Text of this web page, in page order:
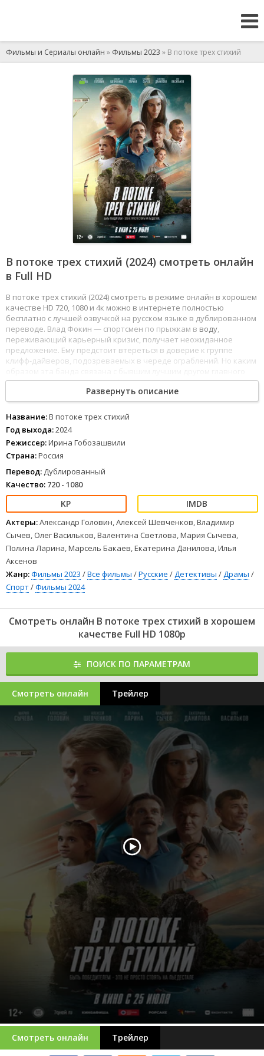
Фильмы и Сериалы онлайн » Фильмы 2023 » В потоке трех стихий
В потоке трех стихий (2024) смотреть онлайн
в Full HD
В потоке трех стихий (2024) смотреть в режиме онлайн в хорошем
качестве HD 720, 1080 и 4к можно в интернете полностью
бесплатно с лучшей озвучкой на русском языке в дублированном
переводе. Влад Фокин — спортсмен по прыжкам в воду,
переживающий карьерный кризис, получает неожиданное
предложение. Ему предстоит втереться в доверие к группе
клифф-дайверов, подозреваемых в череде ограблений. Но каким
героя, отношения скоторымбыли разрушены шесть лет назад?
Развернуть описание
Название:В потоке трех стихий
Год выхода:2024
Режиссер:Ирина Гобозашвили
Страна:Россия
Перевод: Дублированный
Качество: 720 - 1080
Актеры:Александр Головин, Алексей Шевченков, Владимир
Сычев, Олег Васильков, Валентина Светлова, Мария Сычева,
Полина Ларина, Марсель Бакаев, Екатерина Данилова, Илья
Аксенов
Жанр:Фильмы 2023 /Все фильмы /Русские /Детективы /Драмы /
Спорт/Фильмы 2024
Смотреть онлайн В потоке трех стихий в хорошем
качестве Full HD 1080p
ПОИСК ПО ПАРАМЕТРАМ
Смотреть онлайн Трейлер
Смотреть онлайн Трейлер